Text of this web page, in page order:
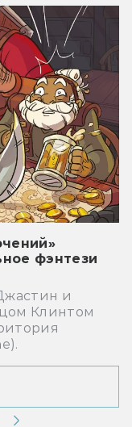
фэнтези
и
Клинтом